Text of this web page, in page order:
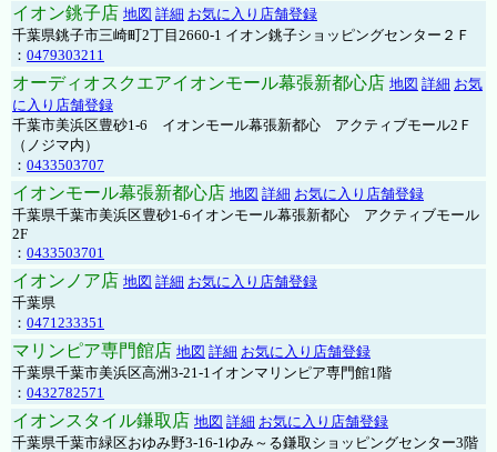
イオン銚子店 地図 詳細 お気に入り店舗登録
千葉県銚子市三崎町2丁目2660-1 イオン銚子ショッピングセンター２Ｆ
： 0479303211
オーディオスクエアイオンモール幕張新都心店 地図 詳細 お気
に入り店舗登録
千葉市美浜区豊砂1-6 イオンモール幕張新都心 アクティブモール2Ｆ
（ノジマ内）
： 0433503707
イオンモール幕張新都心店 地図 詳細 お気に入り店舗登録
千葉県千葉市美浜区豊砂1-6イオンモール幕張新都心 アクティブモール
2F
： 0433503701
イオンノア店 地図 詳細 お気に入り店舗登録
千葉県
： 0471233351
マリンピア専門館店 地図 詳細 お気に入り店舗登録
千葉県千葉市美浜区高洲3-21-1イオンマリンピア専門館1階
： 0432782571
イオンスタイル鎌取店 地図 詳細 お気に入り店舗登録
千葉県千葉市緑区おゆみ野3-16-1ゆみ～る鎌取ショッピングセンター3階